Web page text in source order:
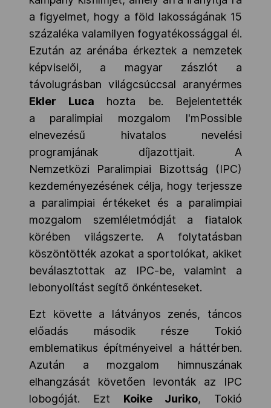
a figyelmet, hogy a föld lakosságának 15
százaléka valamilyen fogyatékossággal él.
Ezután az arénába érkeztek a nemzetek
képviselői, a magyar zászlót a
távolugrásban világcsúccsal aranyérmes
Ekler Luca hozta be. Bejelentették
a paralimpiai mozgalom I'mPossible
elnevezésű hivatalos nevelési
programjának díjazottjait. A
Nemzetközi Paralimpiai Bizottság (IPC)
kezdeményezésének célja, hogy terjessze
a paralimpiai értékeket és a paralimpiai
mozgalom szemléletmódját a fiatalok
körében világszerte. A folytatásban
köszöntötték azokat a sportolókat, akiket
beválasztottak az IPC-be, valamint a
lebonyolítást segítő önkénteseket.
Ezt követte a látványos zenés, táncos
előadás második része Tokió
emblematikus építményeivel a háttérben.
Azután a mozgalom himnuszának
elhangzását követően levonták az IPC
lobogóját. Ezt Koike Juriko, Tokió